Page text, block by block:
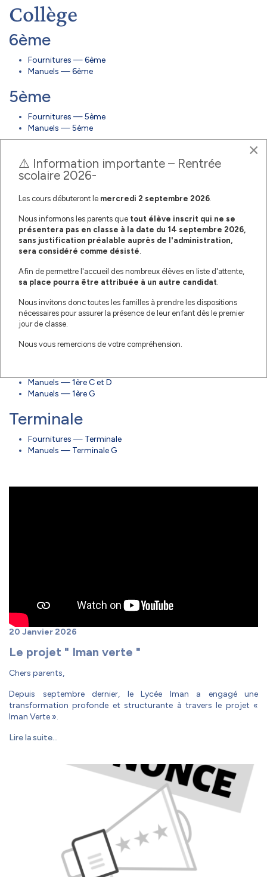
Collège
6ème
Fournitures — 6ème
Manuels — 6ème
5ème
Fournitures — 5ème
Manuels — 5ème
4ème
Fournitures — 4ème
Fournitures — 3ème
Manuels — 3ème
Lycée
2nde
Fournitures — 2nde
Manuels — 2nde
1ère
Manuels — 1ère C et D
Manuels — 1ère G
Terminale
Fournitures — Terminale
Manuels — Terminale G
Le projet " Iman verte "
20 Janvier 2026
Chers parents,
Depuis septembre dernier, le Lycée Iman a engagé une
transformation profonde et structurante à travers le projet «
Iman Verte ».
Lire la suite...
×
⚠️ Information importante – Rentrée
scolaire 2026-
Les cours débuteront le mercredi 2 septembre 2026
Nous informons les parents que tout élève inscrit qui ne se
présentera pas en classe à la date du 14 septembre 2026,
sans justification préalable auprès de l'administration,
sera considéré comme désisté
Afin de permettre l'accueil des nombreux élèves en liste d'attente,
sa place pourra être attribuée à un autre candidat
Nous invitons donc toutes les familles à prendre les dispositions
nécessaires pour assurer la présence de leur enfant dès le premier
jour de classe.
Nous vous remercions de votre compréhension.